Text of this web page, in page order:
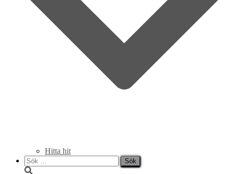
Hitta hit
Sök
efter: